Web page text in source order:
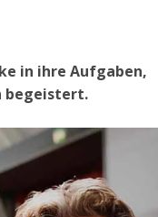
in ihre Aufgaben,
begeistert.